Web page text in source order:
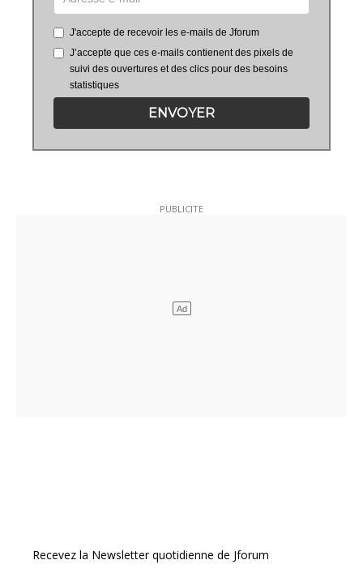
J'accepte de recevoir les e-mails de Jforum
J’accepte que ces e-mails contienent des pixels de
suivi des ouvertures et des clics pour des besoins
statistiques
ENVOYER
Recevez la Newsletter quotidienne de Jforum